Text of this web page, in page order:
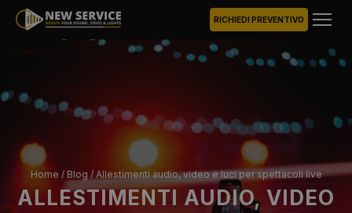
RICHIEDI PREVENTIVO
Home / Blog / Allestimenti audio, video e luci per spettacoli live
ALLESTIMENTI AUDIO, VIDEO